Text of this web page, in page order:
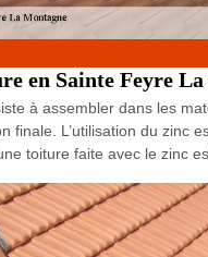
en Sainte Feyre
à assembler dans les
finale. L’utilisation du
toiture faite avec le zinc